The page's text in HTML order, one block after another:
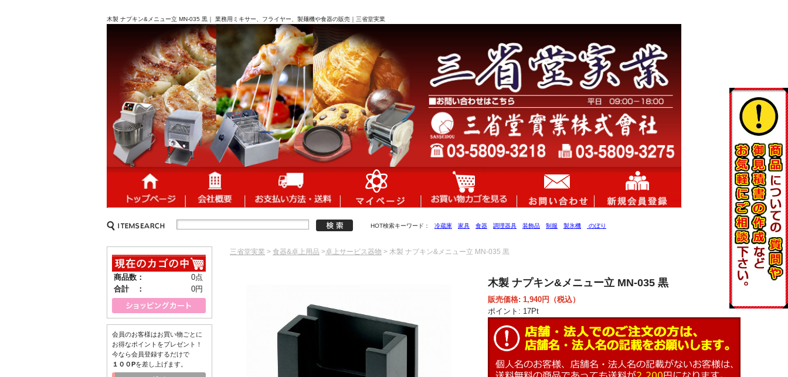
木製 ナプキン&メニュー立 MN-035 黒｜ 業務用ミキサー、フライヤー、製麺機や食器の販売｜三省堂実業
HOT検索キーワード： 冷蔵庫 家具 食器 調理器具 装飾品 制服 製氷機 のぼり
三省堂実業 > 食器&卓上用品 >卓上サービス器物 > 木製 ナプキン&メニュー立 MN-035 黒
木製 ナプキン&メニュー立 MN-035 黒
販売価格: 1,940円（税込）
ポイント: 17Pt
商品数：
0点
合計 ：
0円
会員のお客様はお買い物ごとに
お得なポイントをプレゼント！
今なら会員登録するだけで
１００Pを差し上げます。